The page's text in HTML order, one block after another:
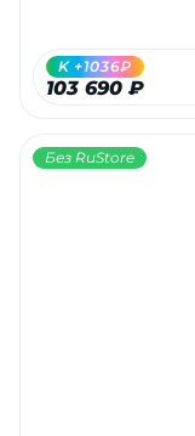
103 690 ₽
K +1036₽
Без RuStore